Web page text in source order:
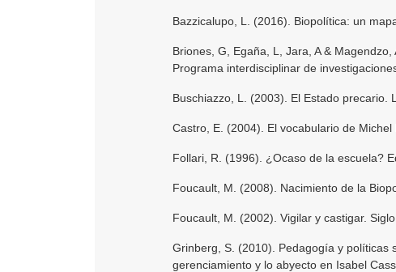
Bazzicalupo, L. (2016). Biopolítica: un
Briones, G, Egaña, L, Jara, A &
Programa interdisciplinar de
Buschiazzo, L. (2003). El Estado precario.
Castro, E. (2004). El vocabulario de
Follari, R. (1996). ¿Ocaso de la escuela?
Foucault, M. (2008). Nacimiento de la
Foucault, M. (2002). Vigilar y castigar.
Grinberg, S. (2010). Pedagogía y políticas
gerenciamiento y lo abyecto en Isabel